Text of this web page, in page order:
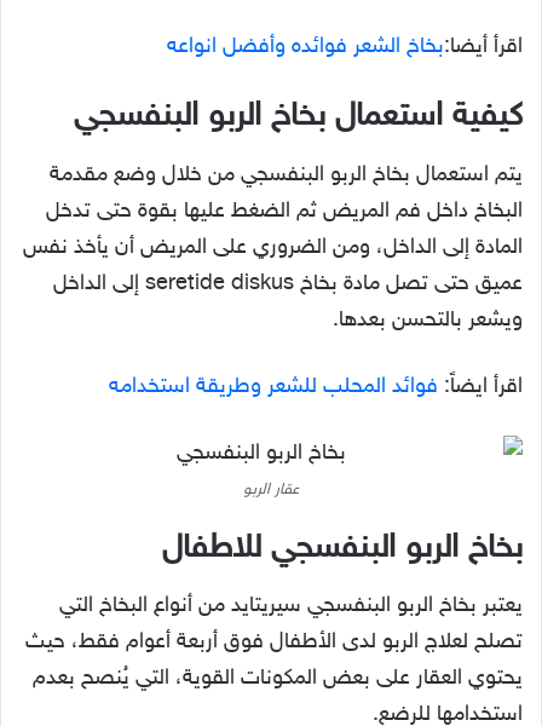
اقرأ أيضا:بخاخ الشعر فوائده وأفضل انواعه
كيفية استعمال بخاخ الربو البنفسجي
يتم استعمال بخاخ الربو البنفسجي من خلال وضع مقدمة
البخاخ داخل فم المريض ثم الضغط عليها بقوة حتى تدخل
المادة إلى الداخل، ومن الضروري على المريض أن يأخذ نفس
عميق حتى تصل مادة بخاخ seretide diskus إلى الداخل
ويشعر بالتحسن بعدها.
اقرأ ايضاً: فوائد المحلب للشعر وطريقة استخدامه
عقار الربو
بخاخ الربو البنفسجي للاطفال
يعتبر بخاخ الربو البنفسجي سيريتايد من أنواع البخاخ التي
تصلح لعلاج الربو لدى الأطفال فوق أربعة أعوام فقط، حيث
يحتوي العقار على بعض المكونات القوية، التي يُنصح بعدم
استخدامها للرضع.